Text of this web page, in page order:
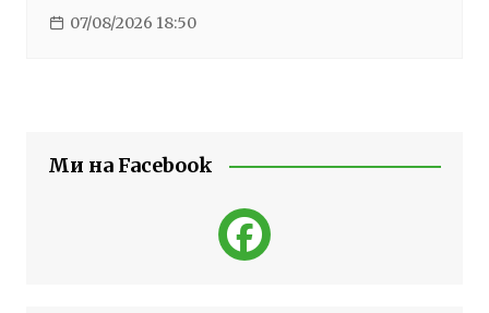
07/08/2026 18:50
Ми на Facebook